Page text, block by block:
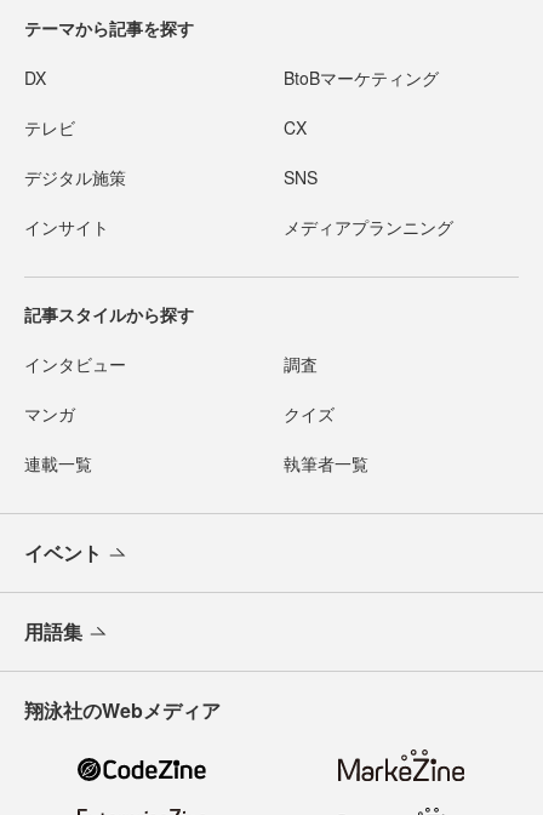
テーマから記事を探す
DX BtoBマーケティング
テレビ CX
デジタル施策 SNS
インサイト メディアプランニング
記事スタイルから探す
インタビュー 調査
マンガ クイズ
連載一覧 執筆者一覧
イベント
用語集
翔泳社のWebメディア